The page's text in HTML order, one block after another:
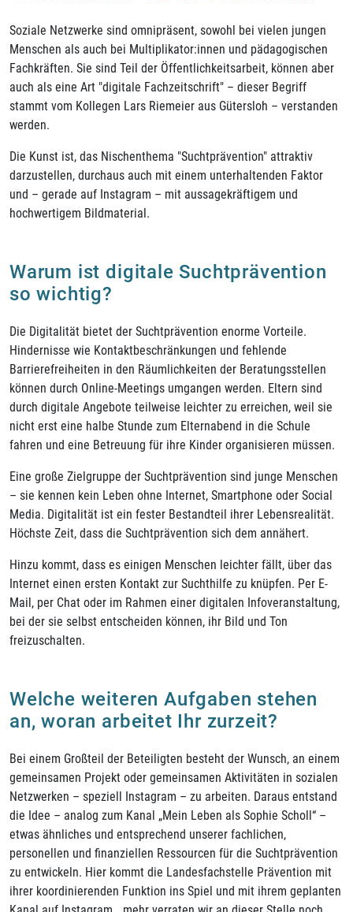
Soziale Netzwerke sind omnipräsent, sowohl bei vielen jungen
Menschen als auch bei Multiplikator:innen und pädagogischen
Fachkräften. Sie sind Teil der Öffentlichkeitsarbeit, können aber
auch als eine Art "digitale Fachzeitschrift" – dieser Begriff
stammt vom Kollegen Lars Riemeier aus Gütersloh – verstanden
werden.
Die Kunst ist, das Nischenthema "Suchtprävention" attraktiv
darzustellen, durchaus auch mit einem unterhaltenden Faktor
und – gerade auf Instagram – mit aussagekräftigem und
hochwertigem Bildmaterial.
Warum ist digitale Suchtprävention
so wichtig?
Die Digitalität bietet der Suchtprävention enorme Vorteile.
Hindernisse wie Kontaktbeschränkungen und fehlende
Barrierefreiheiten in den Räumlichkeiten der Beratungsstellen
können durch Online-Meetings umgangen werden. Eltern sind
durch digitale Angebote teilweise leichter zu erreichen, weil sie
nicht erst eine halbe Stunde zum Elternabend in die Schule
fahren und eine Betreuung für ihre Kinder organisieren müssen.
Eine große Zielgruppe der Suchtprävention sind junge Menschen
– sie kennen kein Leben ohne Internet, Smartphone oder Social
Media. Digitalität ist ein fester Bestandteil ihrer Lebensrealität.
Höchste Zeit, dass die Suchtprävention sich dem annähert.
Hinzu kommt, dass es einigen Menschen leichter fällt, über das
Internet einen ersten Kontakt zur Suchthilfe zu knüpfen. Per E-
Mail, per Chat oder im Rahmen einer digitalen Infoveranstaltung,
bei der sie selbst entscheiden können, ihr Bild und Ton
freizuschalten.
Welche weiteren Aufgaben stehen
an, woran arbeitet Ihr zurzeit?
Bei einem Großteil der Beteiligten besteht der Wunsch, an einem
gemeinsamen Projekt oder gemeinsamen Aktivitäten in sozialen
Netzwerken – speziell Instagram – zu arbeiten. Daraus entstand
die Idee – analog zum Kanal „Mein Leben als Sophie Scholl“ –
etwas ähnliches und entsprechend unserer fachlichen,
personellen und finanziellen Ressourcen für die Suchtprävention
zu entwickeln. Hier kommt die Landesfachstelle Prävention mit
ihrer koordinierenden Funktion ins Spiel und mit ihrem geplanten